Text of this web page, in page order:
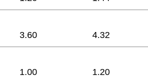
3.60 4.32
1.00 1.20